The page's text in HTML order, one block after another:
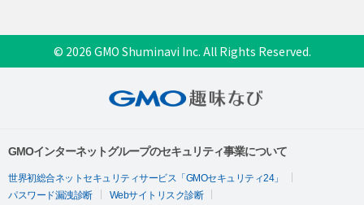
© 2026 GMO Shuminavi Inc. All Rights Reserved.